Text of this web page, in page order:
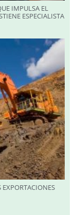
IMPULSA EL
ESPECIALISTA